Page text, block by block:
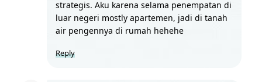
strategis. Aku karena selama penempatan di
luar negeri mostly apartemen, jadi di tanah
air pengennya di rumah hehehe
Reply